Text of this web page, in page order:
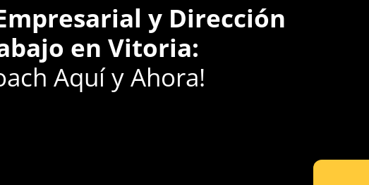
y Dirección
en Vitoria:
Aquí y Ahora!